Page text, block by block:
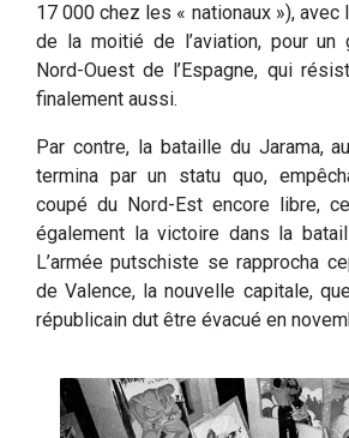
17 000 chez les « nationaux »), avec
de la moitié de l’aviation, pour
Nord-Ouest de l’Espagne, qui
finalement aussi.
Par contre, la bataille du Jarama,
termina par un statu quo,
coupé du Nord-Est encore libre,
également la victoire dans la
L’armée putschiste se rapprocha
de Valence, la nouvelle capitale,
républicain dut être évacué en